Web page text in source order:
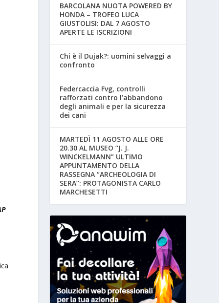
BARCOLANA NUOTA POWERED BY
HONDA – TROFEO LUCA
GIUSTOLISI: DAL 7 AGOSTO
APERTE LE ISCRIZIONI
Chi è il Dujak?: uomini selvaggi a
confronto
Federcaccia Fvg, controlli
rafforzati contro l’abbandono
degli animali e per la sicurezza
dei cani
MARTEDÌ 11 AGOSTO ALLE ORE
20.30 AL MUSEO “J. J.
WINCKELMANN” ULTIMO
APPUNTAMENTO DELLA
RASSEGNA “ARCHEOLOGIA DI
SERA”: PROTAGONISTA CARLO
MARCHESETTI